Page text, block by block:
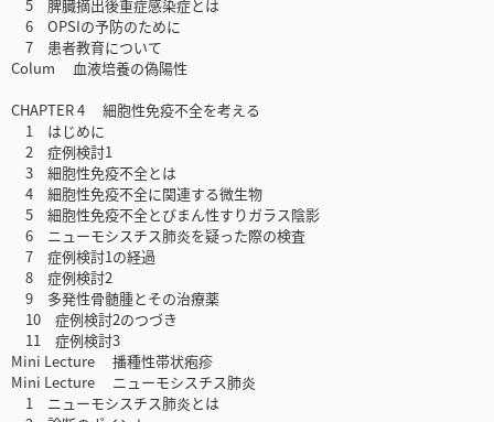
5 脾臓摘出後重症感染症とは
6 OPSIの予防のために
7 患者教育について
Colum 血液培養の偽陽性
CHAPTER 4 細胞性免疫不全を考える
1 はじめに
2 症例検討1
3 細胞性免疫不全とは
4 細胞性免疫不全に関連する微生物
5 細胞性免疫不全とびまん性すりガラス陰影
6 ニューモシスチス肺炎を疑った際の検査
7 症例検討1の経過
8 症例検討2
9 多発性骨髄腫とその治療薬
10 症例検討2のつづき
11 症例検討3
Mini Lecture 播種性帯状疱疹
Mini Lecture ニューモシスチス肺炎
1 ニューモシスチス肺炎とは